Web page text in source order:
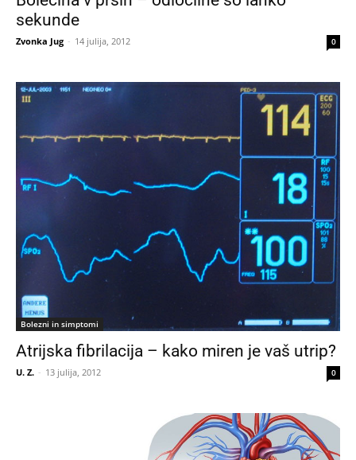
sekunde
Zvonka Jug - 14 julija, 2012 0
Bolezni in simptomi
Atrijska fibrilacija – kako miren je vaš utrip?
U. Z. - 13 julija, 2012 0